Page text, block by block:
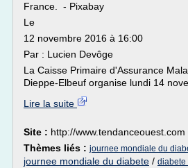
France. - Pixabay
Le
12 novembre 2016 à 16:00
Par : Lucien Devôge
La Caisse Primaire d'Assurance
Dieppe-Elbeuf organise lundi 14
Lire la suite
Site : http://www.tendanceouest.com
Thèmes liés : journee mondiale du
journee mondiale du diabete / diabete